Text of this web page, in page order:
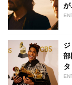
が
部